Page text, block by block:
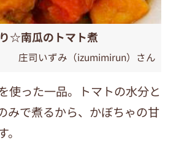
☆南瓜のトマト煮
庄司いずみ（izumimirun）さん
使った一品。トマトの水分と
みで煮るから、かぼちゃの甘